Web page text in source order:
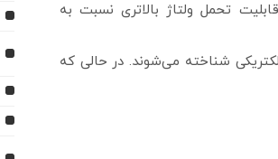
تحمل ولتاژ بالاتری نسبت به
شناخته می‌شوند. در حالی که